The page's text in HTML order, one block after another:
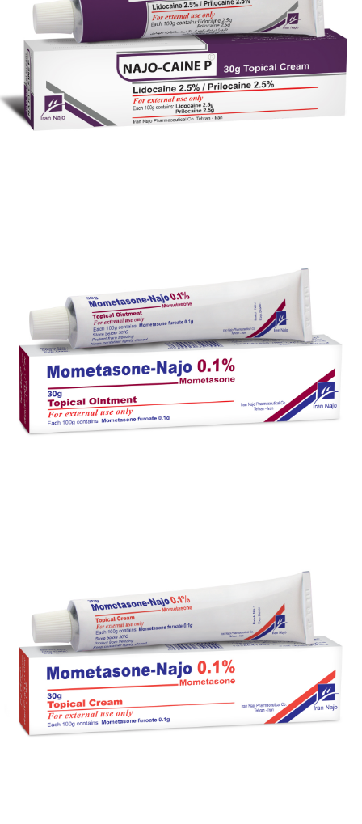
پماد موضعی ناژو- بت ® (کلسی پوتریول / بتامتازون)
بزرگنمایی توضیحات بیشتر
کرم موضعی ناژو- کایین پی ® (لیدوکایین / پریلوکایین)
بزرگنمایی توضیحات بیشتر
پماد موضعی مومتازون- ناژو 0.1 %
بزرگنمایی توضیحات بیشتر